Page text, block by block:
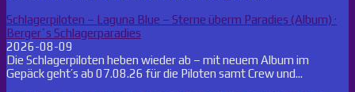
Schlagerpiloten – Laguna Blue – Sterne überm Paradies (Album) ·
Berger´s Schlagerparadies
2026-08-09
Die Schlagerpiloten heben wieder ab – mit neuem Album im
Gepäck geht’s ab 07.08.26 für die Piloten samt Crew und...